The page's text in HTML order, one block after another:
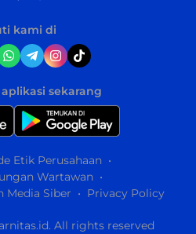
kami di
sekarang
Etik Perusahaan
Wartawan
Media Siber
Privacy Policy
All rights reserved